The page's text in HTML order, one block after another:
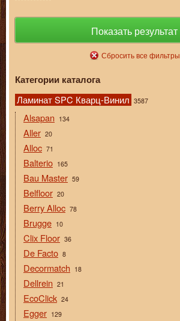
Показать результат
Сбросить все фильтры
Категории каталога
Ламинат SPC Кварц-Винил 3587
Alsapan 134
Aller 20
Alloc 71
Balterio 165
Bau Master 59
Belfloor 20
Berry Alloc 78
Brugge 10
Clix Floor 36
De Facto 8
Decormatch 18
Dellrein 21
EcoClick 24
Egger 129